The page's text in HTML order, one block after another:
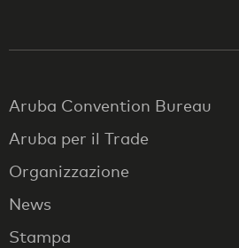
Aruba Convention Bureau
Aruba per il Trade
Organizzazione
News
Stampa